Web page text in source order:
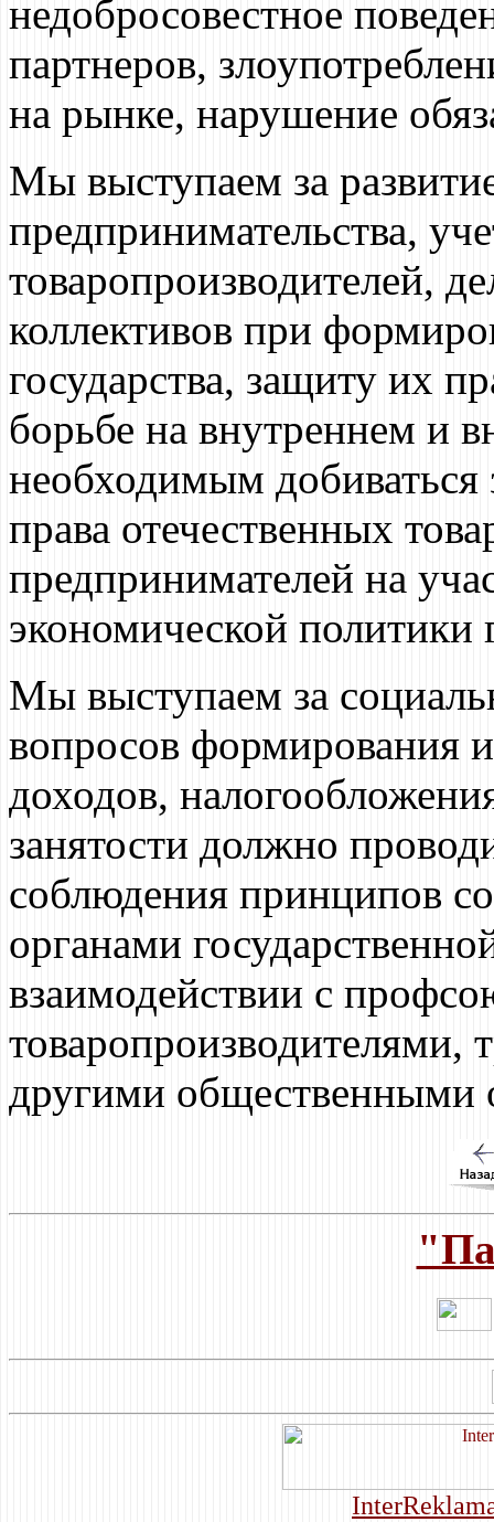
недобросовестное
партнеров,
на рынке, нарушение
Мы выступаем за
предпринимательства,
товаропроизводителей,
коллективов при
государства, защиту их
борьбе на внутреннем и
необходимым добиваться
права отечественных
предпринимателей на
экономической политики
Мы выступаем за
вопросов формирования
доходов,
занятости должно
соблюдения принципов
органами
взаимодействии с
товаропроизводителями,
другими общественными